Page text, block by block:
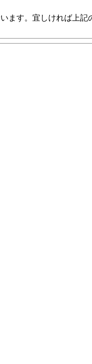
ます。宜しければ上